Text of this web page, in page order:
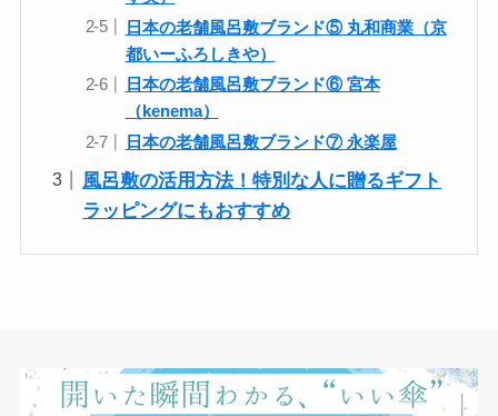
日本の老舗風呂敷ブランド⑤ 丸和商業（京
都いーふろしきや）
日本の老舗風呂敷ブランド⑥ 宮本
（kenema）
日本の老舗風呂敷ブランド⑦ 永楽屋
風呂敷の活用方法！特別な人に贈るギフト
ラッピングにもおすすめ